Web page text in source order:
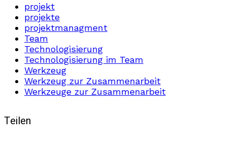
projekt
projekte
projektmanagment
Team
Technologisierung
Technologisierung im Team
Werkzeug
Werkzeug zur Zusammenarbeit
Werkzeuge zur Zusammenarbeit
Teilen